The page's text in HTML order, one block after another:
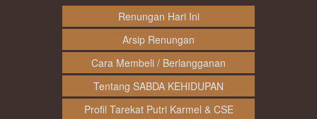
Renungan Hari Ini
Arsip Renungan
Cara Membeli / Berlangganan
Tentang SABDA KEHIDUPAN
Profil Tarekat Putri Karmel & CSE